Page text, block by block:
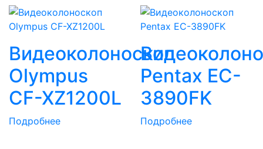
Видеоколоноскоп
Olympus
CF-XZ1200L
Подробнее
Pentax EC-
3890FK
Подробнее